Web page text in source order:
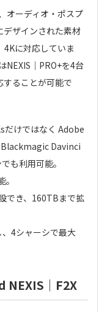
オーディオ・ポスプ
デザインされた素材
4Kに対応していま
NEXIS｜PRO+を4台
ることが可能で
けではなく Adobe
Davinci
も利用可能。
でき、160TBまで拡
4シャーシで最大
NEXIS｜F2X